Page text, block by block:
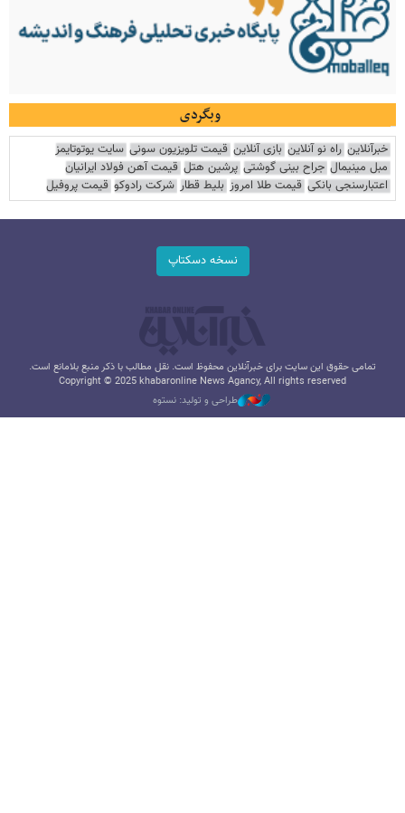
وبگردی
خبرآنلاین راه نو آنلاین بازی آنلاین قیمت تلویزیون سونی سایت یوتوتایمز
مبل مینیمال جراح بینی گوشتی پرشین هتل قیمت آهن فولاد ایرانیان
اعتبارسنجی بانکی قیمت طلا امروز بلیط قطار شرکت رادوکو قیمت پروفیل
نسخه دسکتاپ
تمامی حقوق این سایت برای خبرآنلاین محفوظ است. نقل مطالب با ذکر منبع بلامانع است.
Copyright © 2025 khabaronline News Agancy, All rights reserved
طراحی و تولید: نستوه